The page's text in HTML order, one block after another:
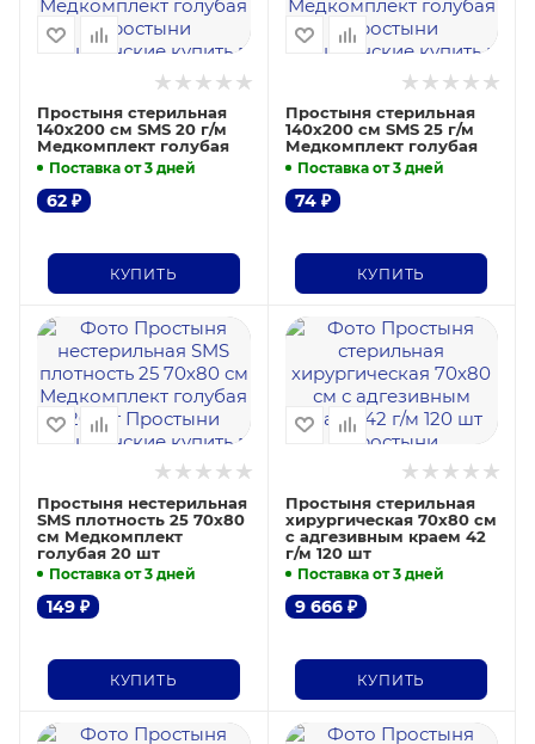
Простыня стерильная
140х200 см SMS 20 г/м
Медкомплект голубая
Поставка от 3 дней
62 ₽
КУПИТЬ
Простыня стерильная
140х200 см SMS 25 г/м
Медкомплект голубая
Поставка от 3 дней
74₽
КУПИТЬ
Простыня нестерильная
SMS плотность 25 70х80
см Медкомплект
голубая 20 шт
Поставка от 3 дней
149 ₽
КУПИТЬ
Простыня стерильная
хирургическая 70х80 см
с адгезивным краем 42
г/м 120 шт
Поставка от 3 дней
9 666₽
КУПИТЬ